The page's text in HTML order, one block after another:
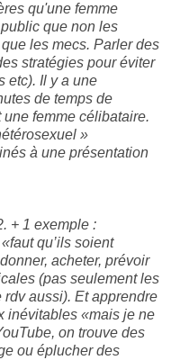
qu'une femme
que non les
les mecs. Parler des
stratégies pour éviter
etc). Il y a une
de temps de
femme célibataire.
»
à une présentation
+ 1 exemple :
qu’ils soient
acheter, prévoir
(pas seulement les
aussi). Et apprendre
inévitables «mais je ne
on trouve des
ou éplucher des